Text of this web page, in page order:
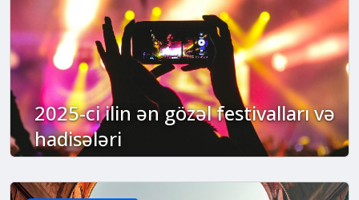
2025-ci ilin ən gözəl festivalları və
hadisələri